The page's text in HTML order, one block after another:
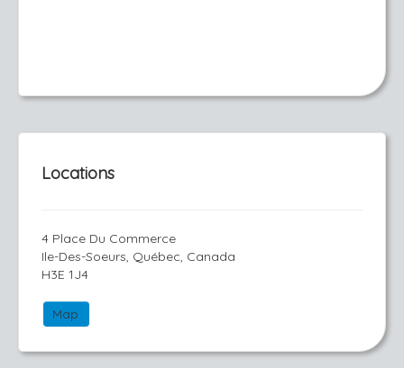
Locations
4 Place Du Commerce
Ile-Des-Soeurs, Québec, Canada
H3E 1J4
Map